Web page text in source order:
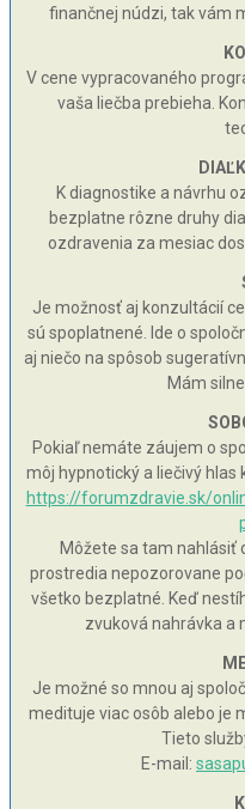
finančnej núdzi, tak vám
V cene vypracovaného
vaša liečba prebieha.
K diagnostike a návrhu
bezplatne rôzne druhy
ozdravenia za mesiac
Je možnosť aj konzultácií
sú spoplatnené. Ide o
aj niečo na spôsob
Mám
Pokiaľ nemáte záujem o
môj hypnotický a liečivý hlas
https://forumzdravie.sk/
Môžete sa tam nahlásiť
prostredia nepozorovane
všetko bezplatné. Keď
zvuková nahrávka a
Je možné so mnou aj
medituje viac osôb alebo je
Tieto
E-mail: